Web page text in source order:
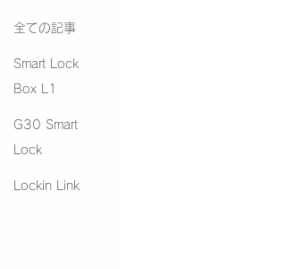
全ての記事
Smart Lock
Box L1
G30 Smart
Lock
Lockin Link